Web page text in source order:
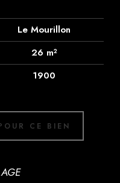
Le Mourillon
26 m²
1900
CE BIEN